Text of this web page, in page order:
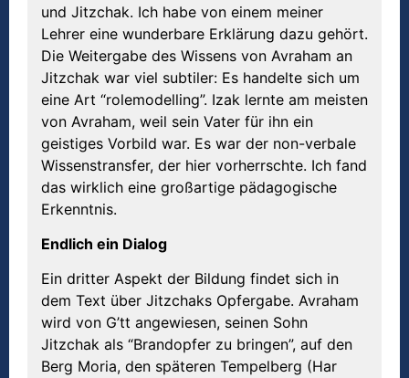
und Jitzchak. Ich habe von einem meiner
Lehrer eine wunderbare Erklärung dazu gehört.
Die Weitergabe des Wissens von Avraham an
Jitzchak war viel subtiler: Es handelte sich um
eine Art “rolemodelling”. Izak lernte am meisten
von Avraham, weil sein Vater für ihn ein
geistiges Vorbild war. Es war der non-verbale
Wissenstransfer, der hier vorherrschte. Ich fand
das wirklich eine großartige pädagogische
Erkenntnis.
Endlich ein Dialog
Ein dritter Aspekt der Bildung findet sich in
dem Text über Jitzchaks Opfergabe. Avraham
wird von G’tt angewiesen, seinen Sohn
Jitzchak als “Brandopfer zu bringen”, auf den
Berg Moria, den späteren Tempelberg (Har